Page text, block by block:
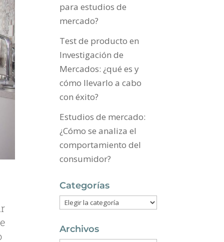
para estudios de
mercado?
Test de producto en
Investigación de
Mercados: ¿qué es y
cómo llevarlo a cabo
con éxito?
Estudios de mercado:
¿Cómo se analiza el
comportamiento del
consumidor?
Categorías
Categorías
Archivos